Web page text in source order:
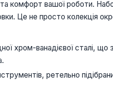
комфорт вашої роботи.
Це не просто колекція
хром-ванадієвої сталі,
ретельно